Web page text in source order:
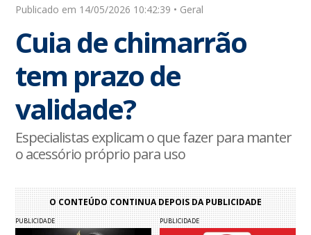
Publicado em 14/05/2026 10:42:39 • Geral
Cuia de chimarrão
tem prazo de
validade?
Especialistas explicam o que fazer para manter
o acessório próprio para uso
O CONTEÚDO CONTINUA DEPOIS DA PUBLICIDADE
PUBLICIDADE PUBLICIDADE